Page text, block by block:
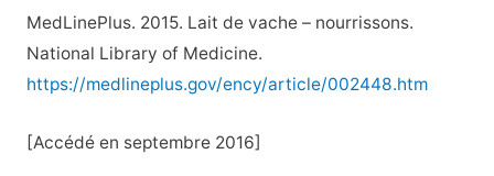
MedLinePlus. 2015. Lait de vache – nourrissons.
National Library of Medicine.
https://medlineplus.gov/ency/article/002448.htm
[Accédé en septembre 2016]